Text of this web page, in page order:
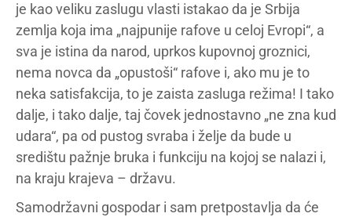
je kao veliku zaslugu vlasti istakao da je Srbija
zemlja koja ima „najpunije rafove u celoj Evropi“, a
sva je istina da narod, uprkos kupovnoj groznici,
nema novca da „opustoši“ rafove i, ako mu je to
neka satisfakcija, to je zaista zasluga režima! I tako
dalje, i tako dalje, taj čovek jednostavno „ne zna kud
udara“, pa od pustog svraba i želje da bude u
središtu pažnje bruka i funkciju na kojoj se nalazi i,
na kraju krajeva – državu.
Samodržavni gospodar i sam pretpostavlja da će